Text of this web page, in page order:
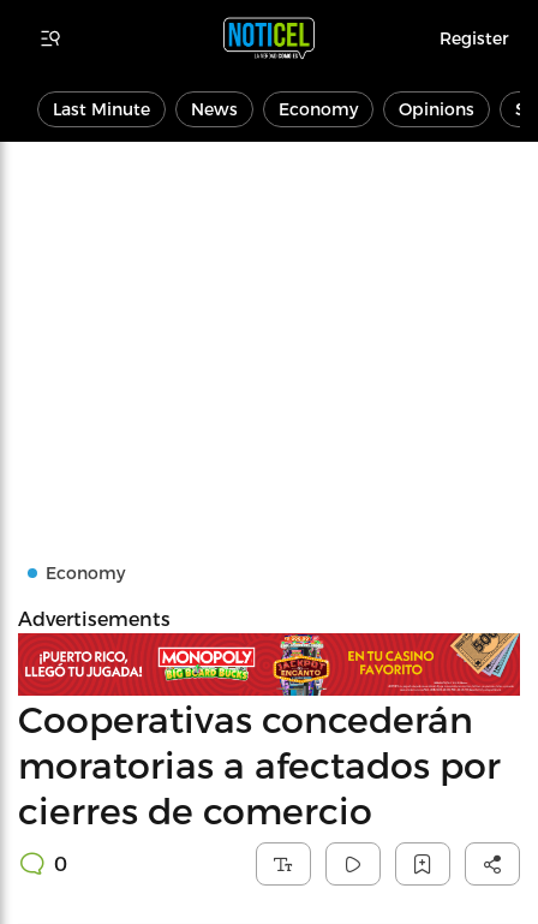
Register
Last Minute News Economy Opinions
Economy
Advertisements
Cooperativas concederán
moratorias a afectados por
cierres de comercio
0